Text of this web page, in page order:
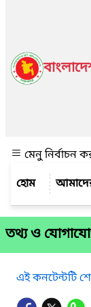
মেনু নির্বাচন
তথ্য ও
এই কনটেন্টটি